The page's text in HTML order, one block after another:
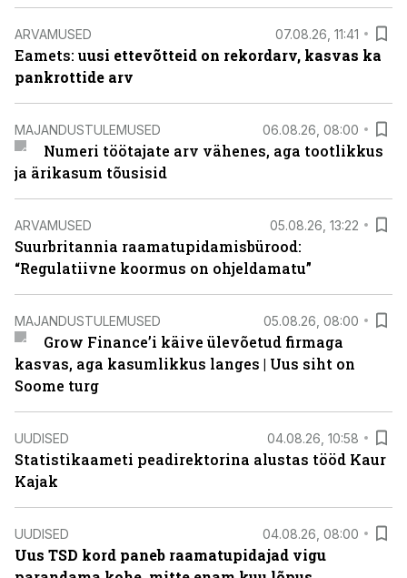
ARVAMUSED 07.08.26, 11:41
Eamets: uusi ettevõtteid on rekordarv, kasvas ka
pankrottide arv
MAJANDUSTULEMUSED 06.08.26, 08:00
Numeri töötajate arv vähenes, aga tootlikkus
ja ärikasum tõusisid
ARVAMUSED 05.08.26, 13:22
Suurbritannia raamatupidamisbürood:
“Regulatiivne koormus on ohjeldamatu”
MAJANDUSTULEMUSED 05.08.26, 08:00
Grow Finance’i käive ülevõetud firmaga
kasvas, aga kasumlikkus langes | Uus siht on
Soome turg
UUDISED 04.08.26, 10:58
Statistikaameti peadirektorina alustas tööd Kaur
Kajak
UUDISED 04.08.26, 08:00
Uus TSD kord paneb raamatupidajad vigu